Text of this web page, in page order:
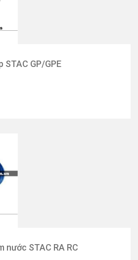
STAC GP/GPE
nước STAC RA RC